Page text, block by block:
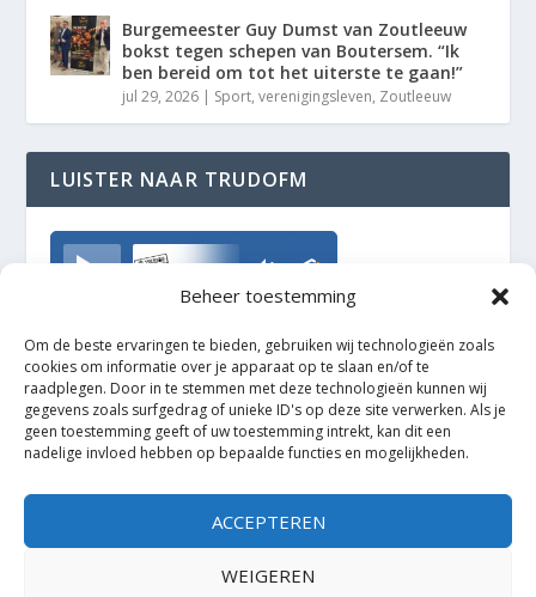
Beheer toestemming
Om de beste ervaringen te bieden, gebruiken wij technologieën zoals
cookies om informatie over je apparaat op te slaan en/of te
raadplegen. Door in te stemmen met deze technologieën kunnen wij
gegevens zoals surfgedrag of unieke ID's op deze site verwerken. Als je
geen toestemming geeft of uw toestemming intrekt, kan dit een
nadelige invloed hebben op bepaalde functies en mogelijkheden.
ACCEPTEREN
WEIGEREN
Burgemeester Guy Dumst van Zoutleeuw
bokst tegen schepen van Boutersem. “Ik
ben bereid om tot het uiterste te gaan!”
jul 29, 2026 | Sport,verenigingsleven, Zoutleeuw
LUISTER NAAR TRUDOFM
TrudoFM